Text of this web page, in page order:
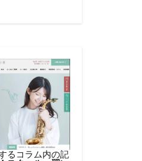
るコラム内の記